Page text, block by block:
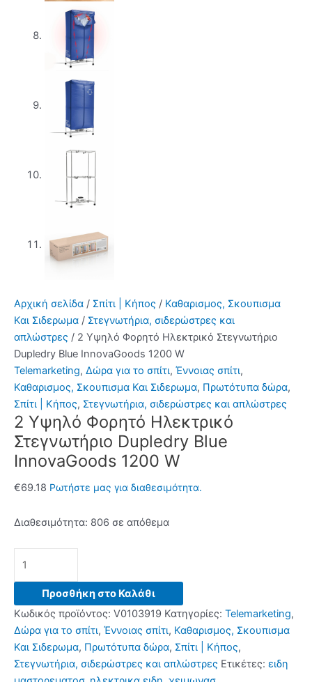
Αρχική σελίδα / Σπίτι | Κήπος / Καθαρισμος, Σκουπισμα
Και Σιδερωμα / Στεγνωτήρια, σιδερώστρες και
απλώστρες / 2 Υψηλό Φορητό Ηλεκτρικό Στεγνωτήριο
Dupledry Blue InnovaGoods 1200 W
Telemarketing, Δώρα για το σπίτι, Έννοιας σπίτι,
Καθαρισμος, Σκουπισμα Και Σιδερωμα, Πρωτότυπα δώρα,
Σπίτι | Κήπος, Στεγνωτήρια, σιδερώστρες και απλώστρες
2 Υψηλό Φορητό Ηλεκτρικό
Στεγνωτήριο Dupledry Blue
InnovaGoods 1200 W
€69.18 Ρωτήστε μας για διαθεσιμότητα.
Διαθεσιμότητα: 806 σε απόθεμα
Υψηλό
Φορητό
Ηλεκτρικό
Στεγνωτήριο
Dupledry
InnovaGoods
Προσθήκη στο Καλάθι
Κωδικός προϊόντος: V0103919 Κατηγορίες: Telemarketing,
Δώρα για το σπίτι, Έννοιας σπίτι, Καθαρισμος, Σκουπισμα
Και Σιδερωμα, Πρωτότυπα δώρα, Σπίτι | Κήπος,
Στεγνωτήρια, σιδερώστρες και απλώστρες Ετικέτες: ειδη